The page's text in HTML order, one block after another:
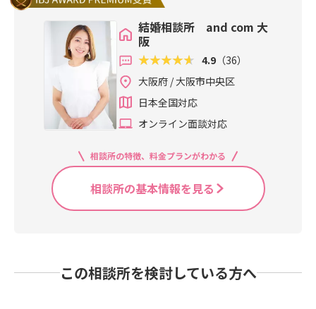
結婚相談所 and com 大
阪
4.9 （36）
大阪府 / 大阪市中央区
日本全国対応
オンライン面談対応
相談所の特徴、料金プランがわかる
相談所の基本情報を見る
この相談所を検討している方へ